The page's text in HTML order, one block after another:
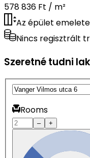
578 836 Ft / m²
Az épület
Nincs regisztrált
Szeretné tudni
Rooms
– +